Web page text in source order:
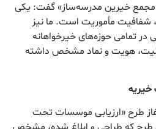
«مجمع خیرین مدرسه‌ساز» گفت: یکی
شفافیت مأموریت است. ما نیز
در تمامی حوزه‌های خیرخواهانه
هویت و نماد مشخص داشته
خیریه
طرح «ارزیابی موسسات تحت